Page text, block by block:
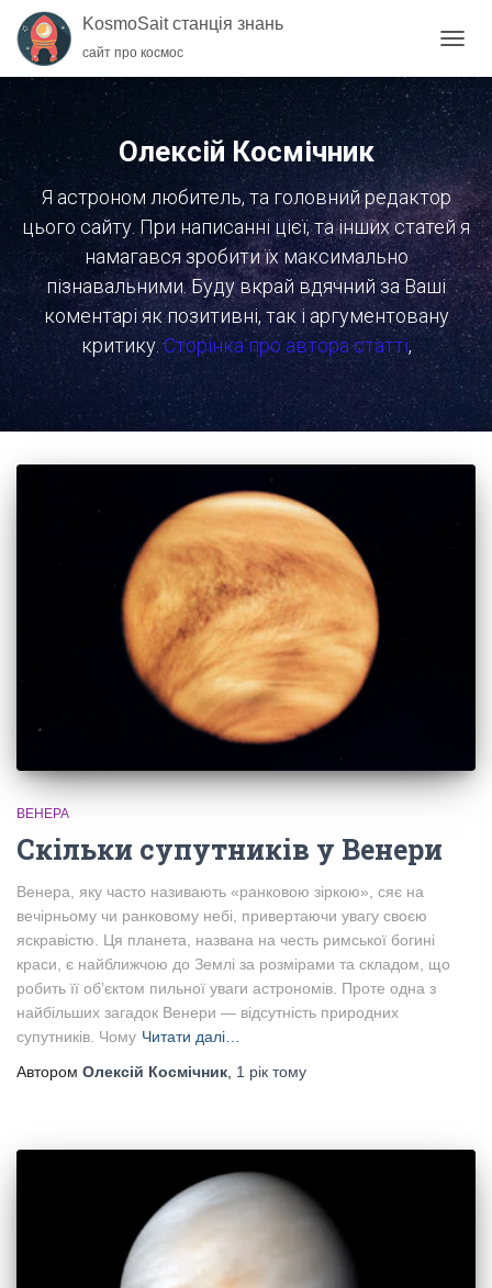
KosmoSait станція знань
сайт про космос
Олексій Космічник
Я астроном любитель, та головний редактор
цього сайту. При написанні цієї, та інших статей я
намагався зробити їх максимально
пізнавальними. Буду вкрай вдячний за Ваші
коментарі як позитивні, так і аргументовану
критику.Сторінка про автора статті,
ВЕНЕРА
Скільки супутників у Венери
Венера, яку часто називають «ранковою зіркою», сяє на
вечірньому чи ранковому небі, привертаючи увагу своєю
яскравістю. Ця планета, названа на честь римської богині
краси, є найближчою до Землі за розмірами та складом, що
робить її об’єктом пильної уваги астрономів. Проте одна з
найбільших загадок Венери — відсутність природних
супутників. Чому Читати далі…
Автором Олексій Космічник 1 рік тому